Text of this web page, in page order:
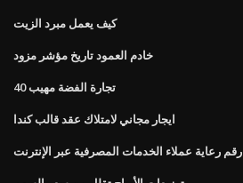
كيف يعمل مبرد الزيت
خادم العمود تاريخ مؤشر مزود
تجارة الفضة مهيب 40
ايجار مجاني لامتلاك عقد قالب كندا
رقم رعاية عملاء الخدمات المصرفية عبر الإنترنت